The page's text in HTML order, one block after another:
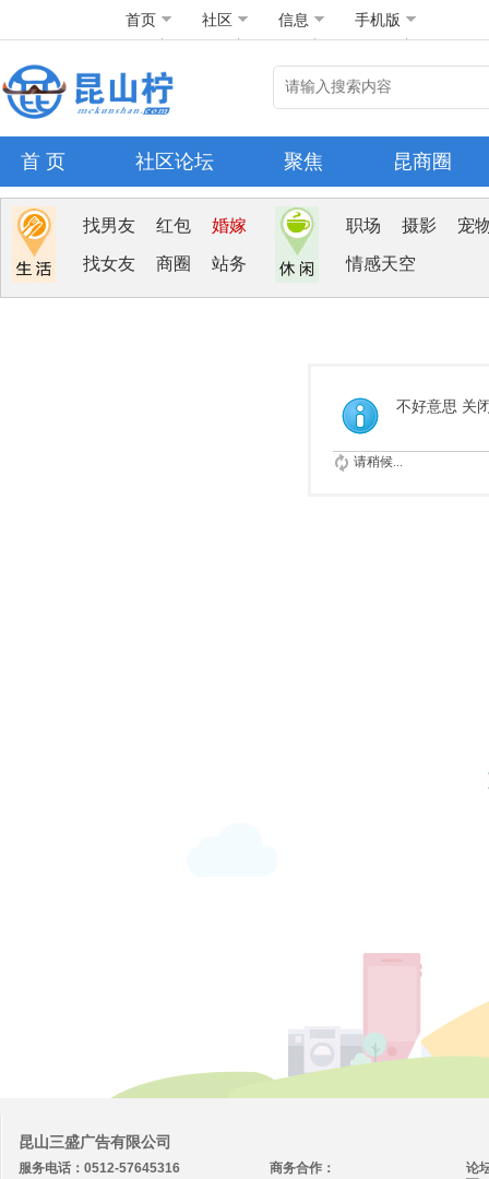
首页 社区 信息 手机版
首 页 社区论坛 聚焦 昆商圈
找男友 红包 婚嫁
找女友 商圈 站务
职场 摄影 宠
情感天空
不好意思 关
请稍候...
昆山三盛广告有限公司
服务电话：0512-57645316
论
商务合作：